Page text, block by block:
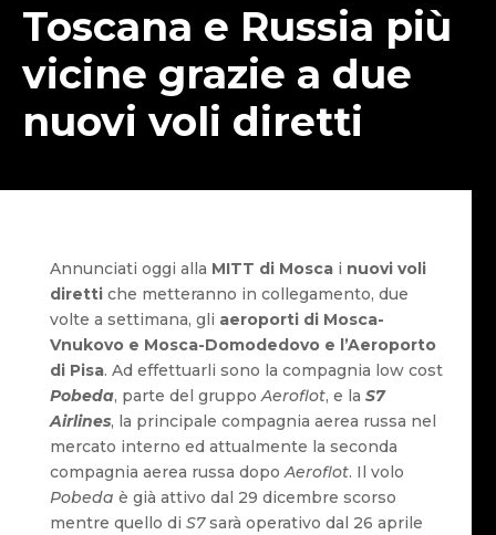
Toscana e Russia più
vicine grazie a due
nuovi voli diretti
Annunciati oggi alla MITT di Moscai nuovi voli
direttiche metteranno in collegamento, due
volte a settimana, gli aeroporti di Mosca-
Vnukovo e Mosca-Domodedovo e l’Aeroporto
di Pisa. Ad effettuarli sono la compagnia low cost
Pobeda, parte del gruppoAeroflot, e la S7
Airlines, la principale compagnia aerea russa nel
mercato interno ed attualmente la seconda
compagnia aerea russa dopoAeroflot. Il volo
Pobeda è già attivo dal 29 dicembre scorso
mentre quello di S7sarà operativo dal 26 aprile